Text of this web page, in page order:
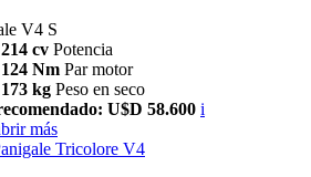
V4 S
214 cv Potencia
124 Nm Par motor
173 kg Peso en seco
U$D 58.600 i
más
Tricolore V4